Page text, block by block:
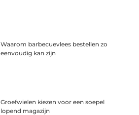
Waarom barbecuevlees bestellen zo
eenvoudig kan zijn
Groefwielen kiezen voor een soepel
lopend magazijn